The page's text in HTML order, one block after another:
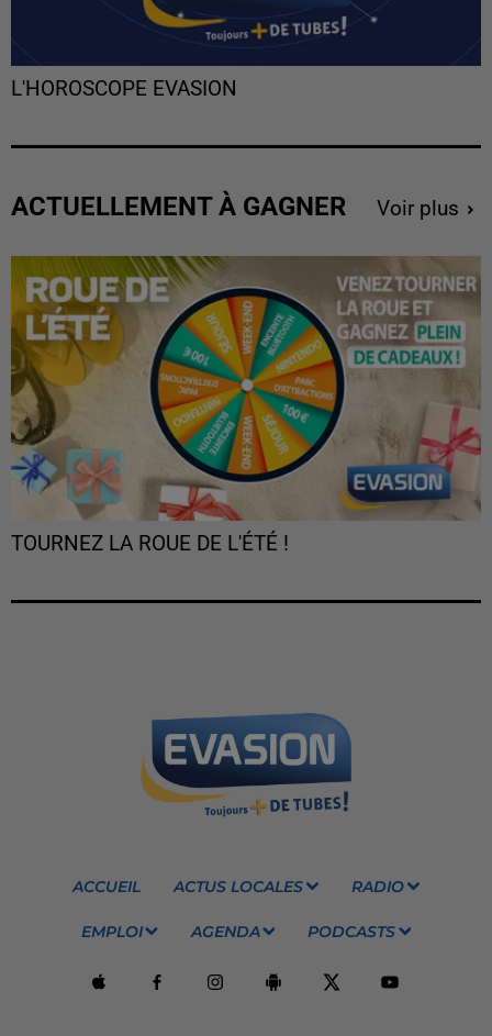
L'HOROSCOPE EVASION
ACTUELLEMENT À GAGNER Voir plus
TOURNEZ LA ROUE DE L'ÉTÉ !
ACCUEIL ACTUS LOCALES RADIO
EMPLOI AGENDA PODCASTS